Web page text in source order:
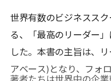
世界有数のビジネスス
る、「最高のリーダー
した。本書の主旨は、
アベース)となり、フォ